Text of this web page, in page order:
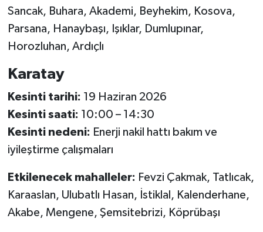
Sancak, Buhara, Akademi, Beyhekim, Kosova,
Parsana, Hanaybaşı, Işıklar, Dumlupınar,
Horozluhan, Ardıçlı
Karatay
Kesinti tarihi: 19 Haziran 2026
Kesinti saati: 10:00 – 14:30
Kesinti nedeni: Enerji nakil hattı bakım ve
iyileştirme çalışmaları
Etkilenecek mahalleler: Fevzi Çakmak, Tatlıcak,
Karaaslan, Ulubatlı Hasan, İstiklal, Kalenderhane,
Akabe, Mengene, Şemsitebrizi, Köprübaşı